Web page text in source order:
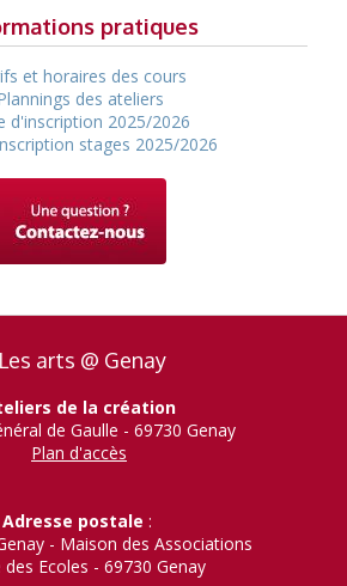
pratiques
et horaires des cours
des ateliers
d'inscription 2025/2026
stages 2025/2026
Les arts @ Genay
de la création
de Gaulle - 69730 Genay
Plan d'accès
Adresse postale :
- Maison des Associations
des Ecoles - 69730 Genay